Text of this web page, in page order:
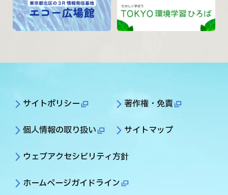
サイトポリシー 著作権・免責
個人情報の取り扱い サイトマップ
ウェブアクセシビリティ方針
ホームページガイドライン